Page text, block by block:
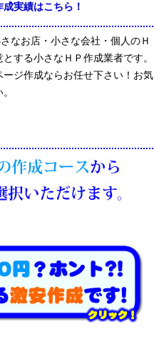
成実績はこちら！
なお店・小さな会社・個人のＨ
する小さなＨＰ作成業者です。
ージ作成ならお任せ下さい！お気